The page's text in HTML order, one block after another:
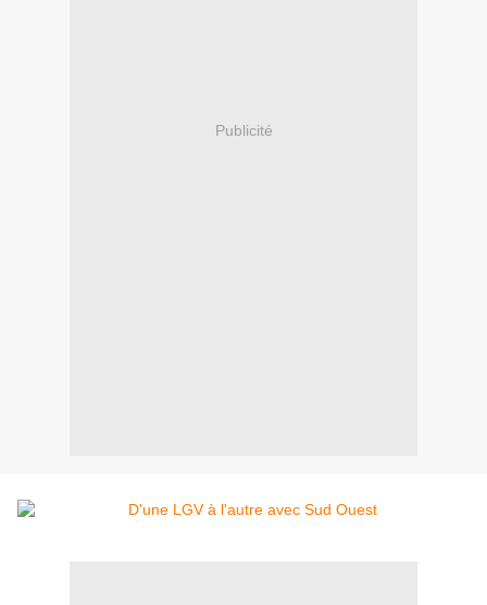
Publicité